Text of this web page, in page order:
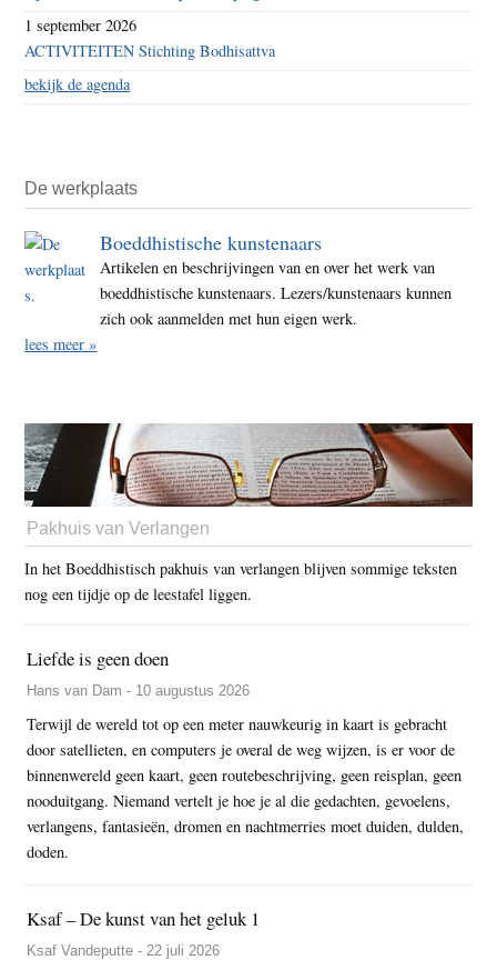
1 september 2026
ACTIVITEITEN Stichting Bodhisattva
bekijk de agenda
De werkplaats
Boeddhistische kunstenaars
Artikelen en beschrijvingen van en over het werk van
boeddhistische kunstenaars. Lezers/kunstenaars kunnen
zich ook aanmelden met hun eigen werk.
lees meer »
Pakhuis van Verlangen
In het Boeddhistisch pakhuis van verlangen blijven sommige teksten
nog een tijdje op de leestafel liggen.
Liefde is geen doen
Hans van Dam - 10 augustus 2026
Terwijl de wereld tot op een meter nauwkeurig in kaart is gebracht
door satellieten, en computers je overal de weg wijzen, is er voor de
binnenwereld geen kaart, geen routebeschrijving, geen reisplan, geen
nooduitgang. Niemand vertelt je hoe je al die gedachten, gevoelens,
verlangens, fantasieën, dromen en nachtmerries moet duiden, dulden,
doden.
Ksaf – De kunst van het geluk 1
Ksaf Vandeputte - 22 juli 2026